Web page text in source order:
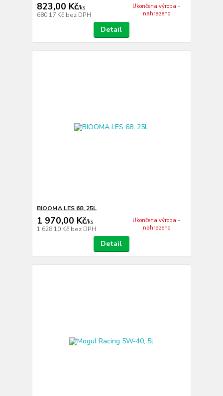
823,00 Kč/ks
680,17 Kč bez DPH
Ukončena výroba -
nahrazeno
Detail
BIOOMA LES 68, 25L
1 970,00 Kč/ks
1 628,10 Kč bez DPH
Ukončena výroba -
nahrazeno
Detail